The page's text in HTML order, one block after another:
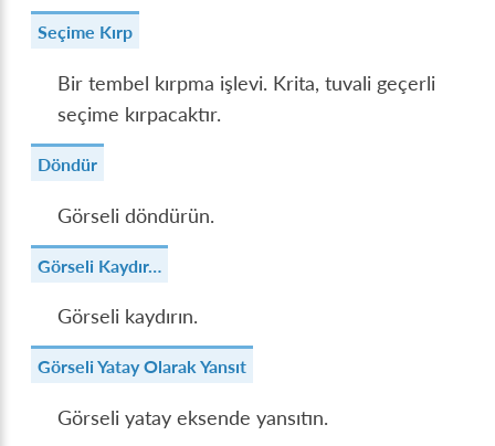
Seçime Kırp
Bir tembel kırpma işlevi. Krita, tuvali geçerli
seçime kırpacaktır.
Döndür
Görseli döndürün.
Görseli Kaydır…
Görseli kaydırın.
Görseli Yatay Olarak Yansıt
Görseli yatay eksende yansıtın.